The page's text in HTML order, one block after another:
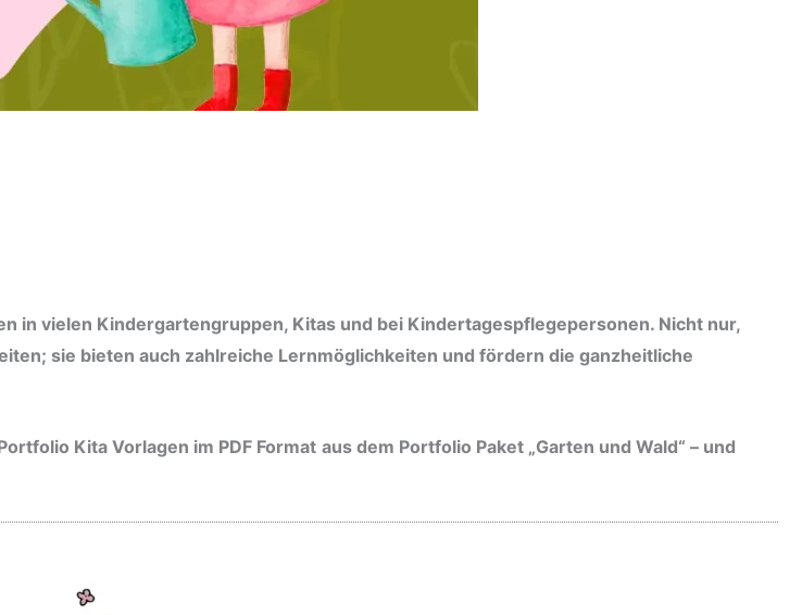
in vielen Kindergartengruppen, Kitas und bei Kindertagespflegepersonen. Nicht nur,
sie bieten auch zahlreiche Lernmöglichkeiten und fördern die ganzheitliche
Kita Vorlagen im PDF Format aus dem Portfolio Paket „Garten und Wald“ – und